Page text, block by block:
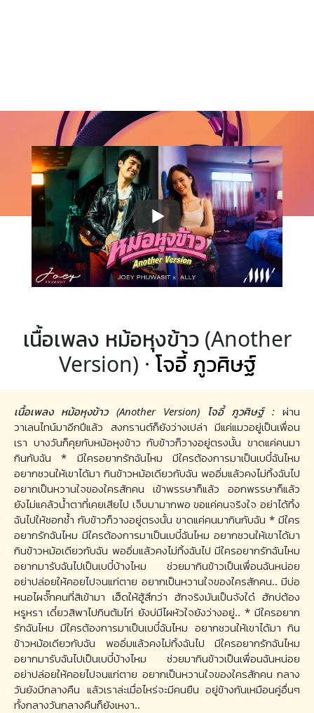
เนื้อเพลง หม้อหุงข้าว (Another
Version) · โจอี้ ภูวศิษฐ์
เนื้อเพลง หม้อหุงข้าว (Another Version) โจอี้ ภูวศิษฐ์ : ผ่าน
วาเลนไทน์มาอีกปีแล้ว สงกรานต์ก็ยังว่างเปล่า มีแค่แมวอยู่เป็นเพื่อน
เรา บางวันก็คุยกับหม้อหุงข้าว กับข้าวก็วางอยู่ตรงนั้น ขาดแค่คนมา
กินกับฉัน * มีใครอยากรักฉันไหม มีใครต้องการมาเป็นเบบี๋ฉันไหม
อยากชวนให้เขาได้มา กินข้าวหม้อเดียวกับฉัน พออิ่มแล้วคงไม่ทิ้งฉันไป
อยากเป็นหวานใจของใครสักคน เข้าพรรษาก็แล้ว ออกพรรษาก็แล้ว
ยังไม่แคล้วน้ำตาที่เคยเสียไป เจ็บมามากพอ ขอแค่คนจริงใจ อย่าได้ทิ้ง
ฉันไปให้ชอกช้ำ กับข้าวก็วางอยู่ตรงนั้น ขาดแค่คนมากินกับฉัน * มีใคร
อยากรักฉันไหม มีใครต้องการมาเป็นเบบี๋ฉันไหม อยากชวนให้เขาได้มา
กินข้าวหม้อเดียวกับฉัน พออิ่มแล้วคงไม่ทิ้งฉันไป มีใครอยากรักฉันไหม
อยากมารับฉันไปเป็นเบบี๋บ้างไหม ช่วยมากินข้าวเป็นเพื่อนฉันหน่อย
อย่าปล่อยให้คอยไปจนแก่ตาย อยากเป็นหวานใจของใครสักคน.. มีบ่อ
หนอไผจั๊กคนที่สิเข้ามา เฮ็ดให้ฮู้สึกว่า ฮักจริงมันเป็นจังใด๋ ฮักบ่ต้อง
หรูหรา เดี๋ยวสิพาไปกินต้มไก่ ยังบ่มีไผหัวใจยังว่างอยู่.. * มีใครอยาก
รักฉันไหม มีใครต้องการมาเป็นเบบี๋ฉันไหม อยากชวนให้เขาได้มา กิน
ข้าวหม้อเดียวกับฉัน พออิ่มแล้วคงไม่ทิ้งฉันไป มีใครอยากรักฉันไหม
อยากมารับฉันไปเป็นเบบี๋บ้างไหม ช่วยมากินข้าวเป็นเพื่อนฉันหน่อย
อย่าปล่อยให้คอยไปจนแก่ตาย อยากเป็นหวานใจของใครสักคน กลาง
วันยังมีกลางคืน แล้วเราล่ะเมื่อไหร่จะมีคนยืน อยู่ข้างกันเหมือนคู่อื่นๆ
ทั้งกลางวันกลางคืนก็ยังเหงา..